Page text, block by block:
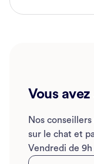
Vous
Nos
sur le chat et
Vendredi de 9h